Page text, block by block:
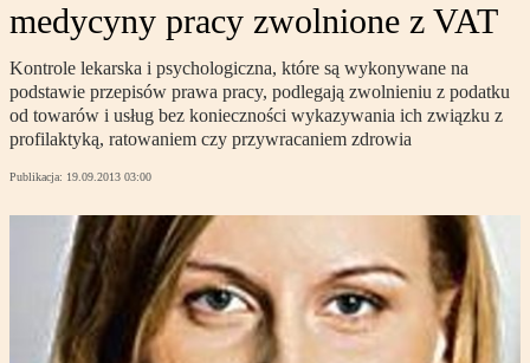
medycyny pracy zwolnione z VAT
Kontrole lekarska i psychologiczna, które są wykonywane na
podstawie przepisów prawa pracy, podlegają zwolnieniu z podatku
od towarów i usług bez konieczności wykazywania ich związku z
profilaktyką, ratowaniem czy przywracaniem zdrowia
Publikacja: 19.09.2013 03:00